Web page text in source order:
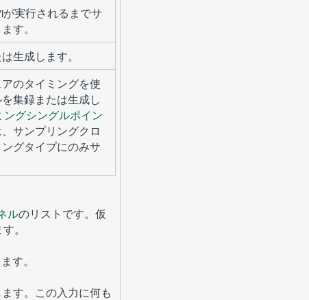
が実行されるまでサ
す。
生成します。
のタイミングを使
集録または生成し
グシングルポイン
サンプリングクロ
グタイプにのみサ
ルのリストです。仮
。
す。
す。この入力に何も